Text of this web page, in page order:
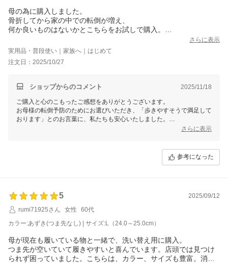
母の為に購入しました。
骨折してから家の中での転倒が増え、
何か良いものはないかとこちらをお試しで購入。
浮腫がひどくLサイズに交換していただきました。
丁寧にご対応していただきありがとうございました。
母も歩きやすそうで満足しております。
Lサイズがよろしいかと思いました。
さらに表示
実用品・普段使い｜家族へ｜はじめて
注文日：2025/10/27
ショップからのコメント 2025/11/18
ご購入と心のこもったご感想をありがとうございます。
お母様の転倒予防のためにお選びいただき、「歩きやすそうで満足して
おります」とのお言葉に、私たちも安心いたしました。
「身長154cm・足22cm・浮腫ありの方にはLサイズが良さそう」との
具体的な情報は、これからご検討される方にとって非常に参考になる貴
めてまいります。
さらに表示
参考になった
5
2025/09/12
rumi71925さん
女性
60代
カラー:あずき(つま先なし) | サイズ:L（24.0～25.0cm）
母が現在も履いている物と一緒で、洗い替え用に購入。
つま先が空いていて履きやすいと喜んでいます。店頭では見つけ
られず困っていました。こちらは、カラー、サイズも豊富。消費